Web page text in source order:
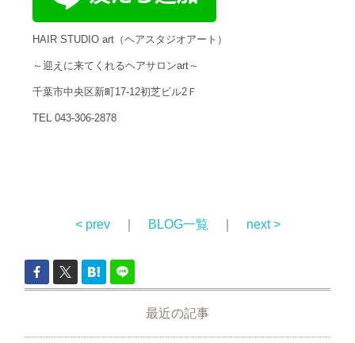
HAIR STUDIO art（ヘアスタジオアート）
～迎えに来てくれるヘアサロンart～
千葉市中央区新町17-12初芝ビル2Ｆ
TEL 043-306-2878
< prev｜ BLOG一覧 next >
最近の記事